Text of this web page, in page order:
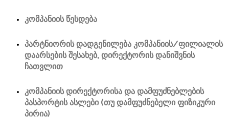
კომპანიის წესდება
პარტნიორის დადგენილება კომპანიის/ფილიალის
დაარსების შესახებ, დირექტორის დანიშვნის
ჩათვლით
კომპანიის დირექტორისა და დამფუძნებლების
პასპორტის ასლები (თუ დამფუძნებელი ფიზიკური
პირია)